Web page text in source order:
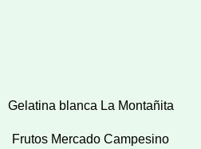
Gelatina blanca La Montañita
Frutos Mercado Campesino